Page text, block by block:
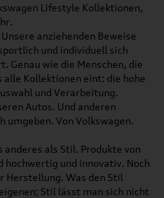
Lifestyle Kollektionen,
anziehenden Beweise
und individuell sich
Genau wie die Menschen, die
alle Kollektionen eint: die hohe
und Verarbeitung.
Autos. Und anderen
umgeben. Von Volkswagen.
anderes als Stil. Produkte von
hochwertig und innovativ. Noch
Herstellung. Was den Stil
Stil lässt man sich nicht